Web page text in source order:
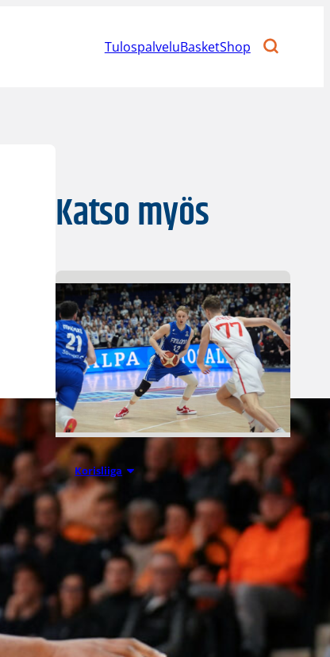
TulospalveluBasketShop
Katso myös
Korisliiga 07.08.2026 09:23
Daniel Dolenc
KTP-Basketin
haaviin